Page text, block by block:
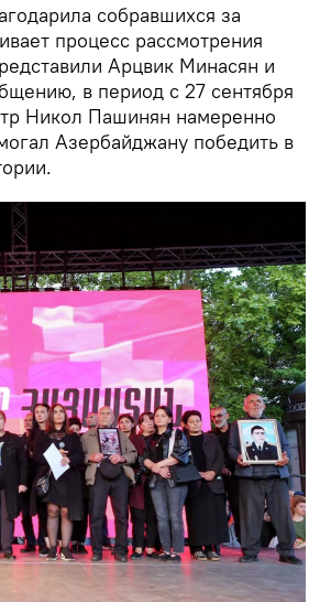
собравшихся за
процесс рассмотрения
Арцвик Минасян и
в период с 27 сентября
Никол Пашинян намеренно
Азербайджану победить в